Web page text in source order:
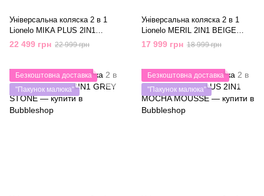
Універсальна коляска 2 в 1
Lionelo MIKA PLUS 2IN1
BLACK ONYX
22 499 грн 22 999 грн
Універсальна коляска 2 в 1
Lionelo MERIL 2IN1 BEIGE
SAND
17 999 грн 18 999 грн
Безкоштовна доставка
"Пакунок малюка"
Безкоштовна доставка
"Пакунок малюка"